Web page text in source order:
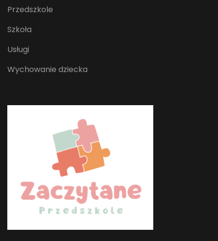
Przedszkole
Szkoła
Usługi
Wychowanie dziecka